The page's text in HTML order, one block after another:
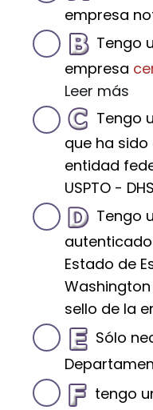
empresa
Tengo
empresa
Leer más
Tengo
que ha
entidad
USPTO -
Tengo
Estado de
sello de la
Sólo
tengo